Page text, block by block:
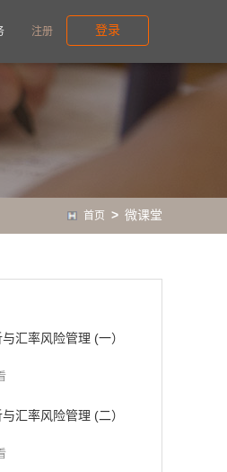
注册 登录
首页 > 微课堂
汇率风险管理 (一）
汇率风险管理 (二）